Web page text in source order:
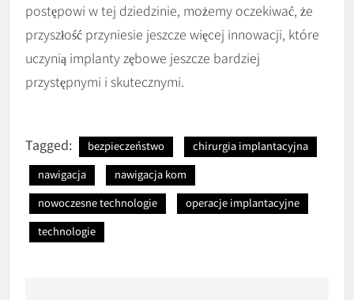
postępowi w tej dziedzinie, możemy oczekiwać, że
przyszłość przyniesie jeszcze więcej innowacji, które
uczynią implanty zębowe jeszcze bardziej
przystępnymi i skutecznymi.
Tagged: bezpieczeństwo
chirurgia implantacyjna
nawigacja
nawigacja kom
nowoczesne technologie
operacje implantacyjne
technologie